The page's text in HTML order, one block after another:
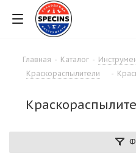
Главная - Каталог -
Краскораспылители
-